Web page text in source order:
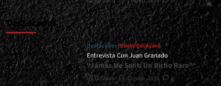
Destacados
Destacados Gente Del Acero
Entrevista Con Juan Granado
“Jamás Me Sentí Un Bicho Raro”
Gustavo 13 julio, 2026 0